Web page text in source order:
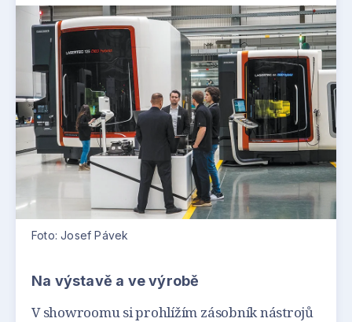
Foto: Josef Pávek
Na výstavě a ve výrobě
V showroomu si prohlížím zásobník nástrojů